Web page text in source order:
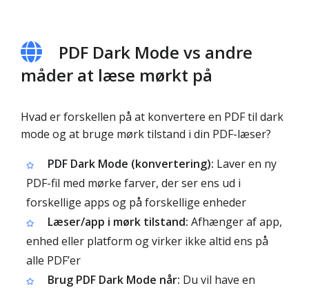
PDF Dark Mode vs andre
måder at læse mørkt på
Hvad er forskellen på at konvertere en PDF til dark
mode og at bruge mørk tilstand i din PDF-læser?
PDF Dark Mode (konvertering): Laver en ny
PDF-fil med mørke farver, der ser ens ud i
forskellige apps og på forskellige enheder
Læser/app i mørk tilstand: Afhænger af app,
enhed eller platform og virker ikke altid ens på
alle PDF’er
Brug PDF Dark Mode når: Du vil have en